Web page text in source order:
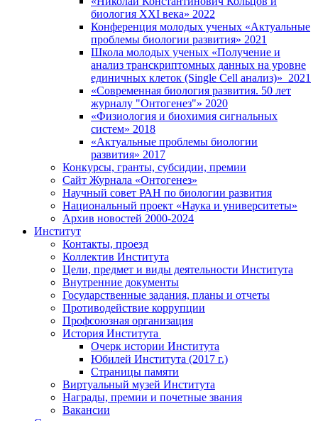
биология XXI века» 2022
Конференция молодых ученых «Актуальные
проблемы биологии развития» 2021
Школа молодых ученых «Получение и
анализ транскриптомных данных на уровне
единичных клеток (Single Cell анализ)» 2021
«Современная биология развития. 50 лет
журналу "Онтогенез"» 2020
«Физиология и биохимия сигнальных
систем» 2018
«Актуальные проблемы биологии
развития» 2017
Конкурсы, гранты, субсидии, премии
Сайт Журнала «Онтогенез»
Научный совет РАН по биологии развития
Национальный проект «Наука и университеты»
Архив новостей 2000-2024
Институт
Контакты, проезд
Коллектив Института
Цели, предмет и виды деятельности Института
Внутренние документы
Государственные задания, планы и отчеты
Противодействие коррупции
Профсоюзная организация
История Института
Очерк истории Института
Юбилей Института (2017 г.)
Страницы памяти
Виртуальный музей Института
Награды, премии и почетные звания
Вакансии